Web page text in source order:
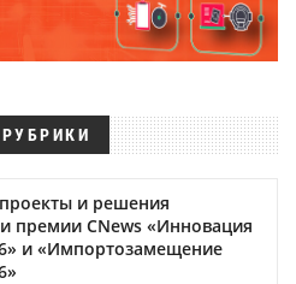
и решения
премии CNews «Инновация
и «Импортозамещение